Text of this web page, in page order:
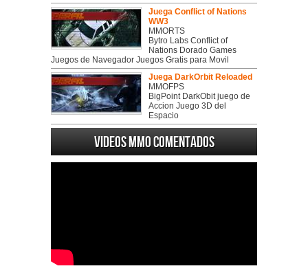
Juega Conflict of Nations
WW3
MMORTS
Bytro Labs Conflict of
Nations Dorado Games
Juegos de Navegador Juegos Gratis para Movil
Juega DarkOrbit Reloaded
MMOFPS
BigPoint DarkObit juego de
Accion Juego 3D del
Espacio
Videos MMO Comentados